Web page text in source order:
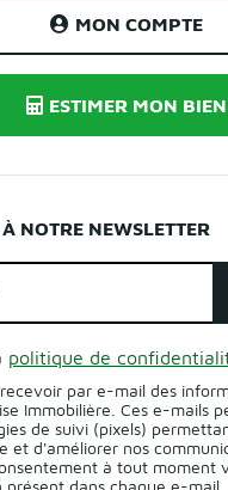
MON COMPTE
ESTIMER MON BIEN
NOTRE NEWSLETTER
politique de
par e-mail des
Immobilière. Ces e-mails
de suivi (pixels)
et d'améliorer nos
à tout moment